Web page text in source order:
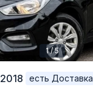
1 / 5
2018
есть Доставка